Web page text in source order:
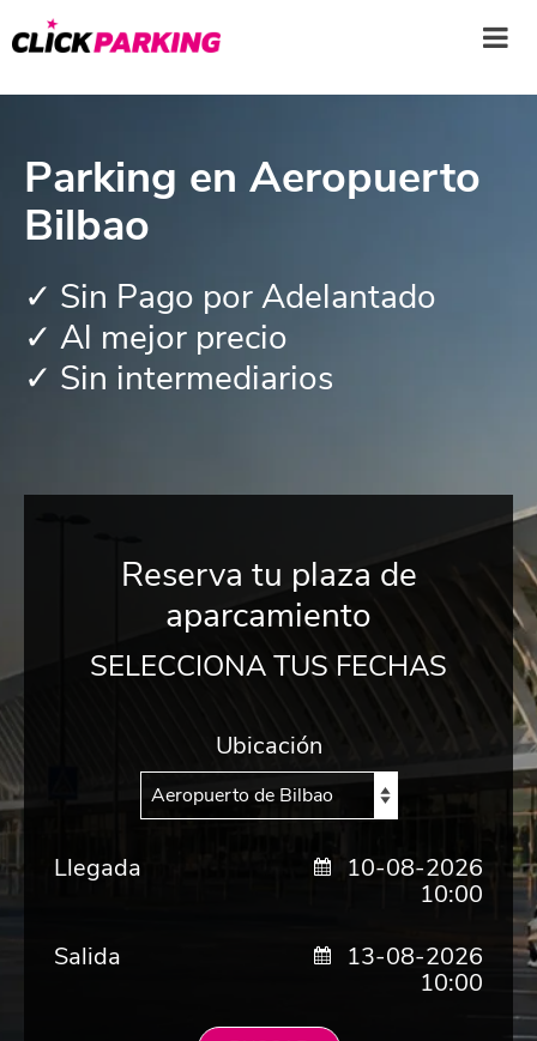
Parking en Aeropuerto
Bilbao
✓ Sin Pago por Adelantado
✓ Al mejor precio
✓ Sin intermediarios
Reserva tu plaza de
aparcamiento
SELECCIONA TUS FECHAS
Ubicación
Llegada
10-08-2026
10:00
Salida
13-08-2026
10:00